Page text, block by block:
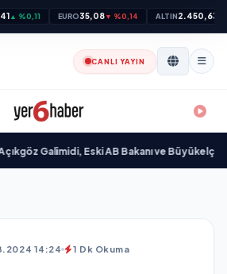
▲ %0,11 EURO35,08▼ %0,14 ALTIN2.450,63
CANLI YAYIN
Galimidi, Eski AB Bakanı ve Büyükelçi
14:24 1 Dk Okuma